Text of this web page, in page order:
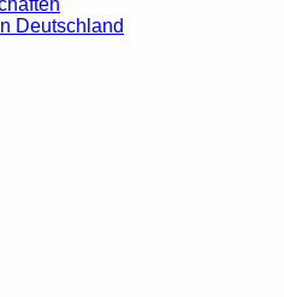
Deutschland